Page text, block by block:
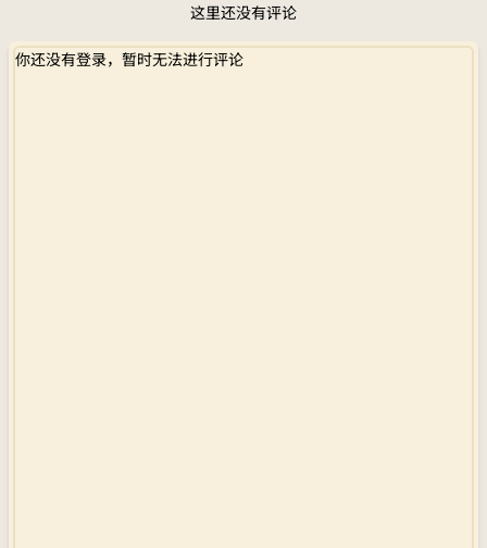
这里还没有评论
你还没有登录，暂时无法进行评论